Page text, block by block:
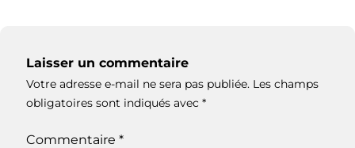
Laisser un commentaire
Votre adresse e-mail ne sera pas publiée. Les champs
obligatoires sont indiqués avec *
Commentaire *